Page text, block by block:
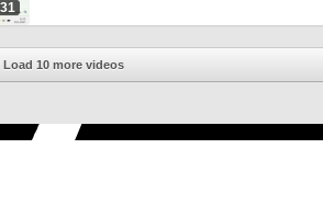
Load 10 more videos